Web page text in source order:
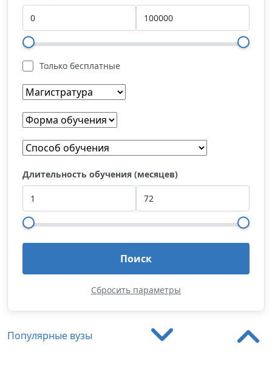
Только бесплатные
Длительность обучения (месяцев)
Поиск
Сбросить параметры
Популярные вузы